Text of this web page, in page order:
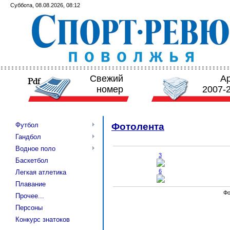
Суббота, 08.08.2026, 08:12
Свежий
номер
2007-
Футбол
Гандбол
Водное поло
Баскетбол
Легкая атлетика
Плавание
Прочее...
Персоны
Конкурс знатоков
Фотолента
3
6